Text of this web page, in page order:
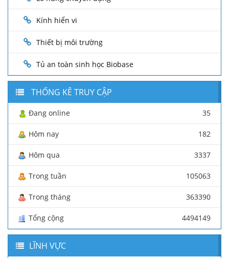
Kính hiển vi
Thiết bị môi trường
Tủ an toàn sinh học Biobase
THỐNG KÊ TRUY CẬP
Đang online 35
Hôm nay 182
Hôm qua 3337
Trong tuần 105063
Trong tháng 363390
Tổng cộng 4494149
LĨNH VỰC